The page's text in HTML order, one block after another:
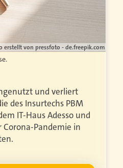
erstellt von pressfoto - de.freepik.com
und verliert
des Insurtechs PBM
IT-Haus Adesso und
Pandemie in